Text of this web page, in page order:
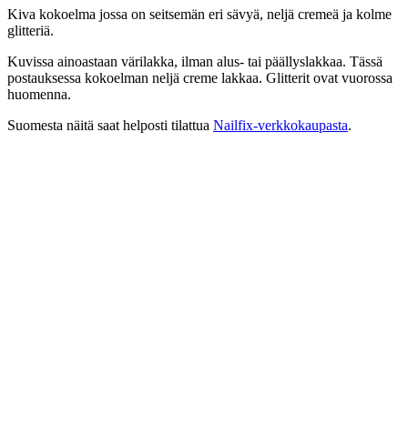
Kiva kokoelma jossa on seitsemän eri sävyä, neljä cremeä ja kolme
glitteriä.
Kuvissa ainoastaan värilakka, ilman alus- tai päällyslakkaa. Tässä
postauksessa kokoelman neljä creme lakkaa. Glitterit ovat vuorossa
huomenna.
Suomesta näitä saat helposti tilattua Nailfix-verkkokaupasta.